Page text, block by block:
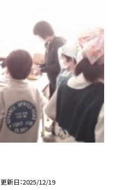
更新日 2025/12/19